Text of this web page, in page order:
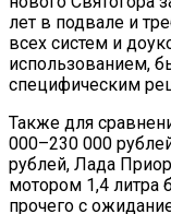
лет в подвале и
всех систем и
использованием,
специфическим
Также для
000–230 000
рублей, Лада
мотором 1,4 литра
прочего с